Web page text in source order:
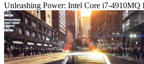
Unleashing Power: Intel Core i7-4910MQ